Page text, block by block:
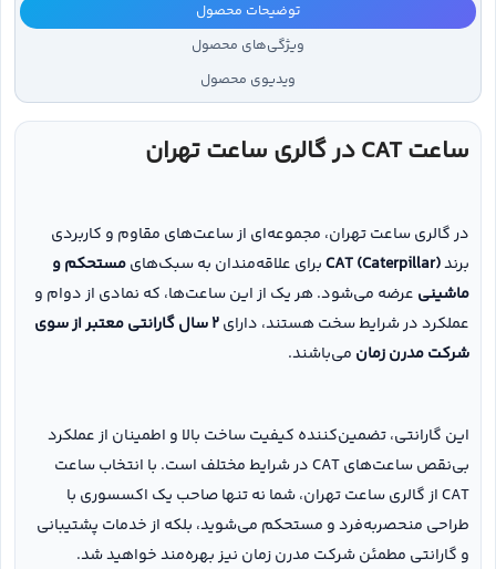
توضیحات محصول
ویژگی‌های محصول
ویدیوی محصول
ساعت CAT در گالری ساعت تهران
در گالری ساعت تهران، مجموعه‌ای از ساعت‌های مقاوم و کاربردی
برندCAT (Caterpillar)برای علاقه‌مندان به سبک‌هایمستحکم و
ماشینی عرضه می‌شود. هر یک از این ساعت‌ها، که نمادی از دوام و
عملکرد در شرایط سخت هستند، دارای
۲ سال گارانتی معتبر از سوی
شرکت مدرن زمان می‌باشند.
این گارانتی، تضمین‌کننده کیفیت ساخت بالا و اطمینان از عملکرد
بی‌نقص ساعت‌های CAT در شرایط مختلف است. با انتخاب ساعت
CAT از گالری ساعت تهران، شما نه تنها صاحب یک اکسسوری با
طراحی منحصربه‌فرد و مستحکم می‌شوید، بلکه از خدمات پشتیبانی
و گارانتی مطمئن شرکت مدرن زمان نیز بهره‌مند خواهید شد.